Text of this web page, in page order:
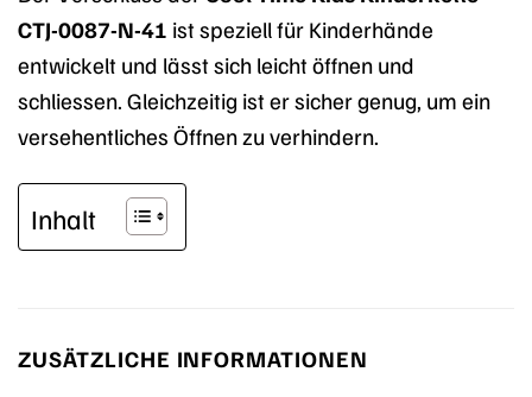
CTJ-0087-N-41 ist speziell für Kinderhände
entwickelt und lässt sich leicht öffnen und
schliessen. Gleichzeitig ist er sicher genug, um ein
versehentliches Öffnen zu verhindern.
Inhalt
ZUSÄTZLICHE INFORMATIONEN